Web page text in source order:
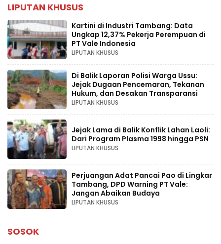
LIPUTAN KHUSUS
Kartini di Industri Tambang: Data
Ungkap 12,37% Pekerja Perempuan di
PT Vale Indonesia
LIPUTAN KHUSUS
Di Balik Laporan Polisi Warga Ussu:
Jejak Dugaan Pencemaran, Tekanan
Hukum, dan Desakan Transparansi
LIPUTAN KHUSUS
Jejak Lama di Balik Konflik Lahan Laoli:
Dari Program Plasma 1998 hingga PSN
LIPUTAN KHUSUS
Perjuangan Adat Pancai Pao di Lingkar
Tambang, DPD Warning PT Vale:
Jangan Abaikan Budaya
LIPUTAN KHUSUS
SOSOK